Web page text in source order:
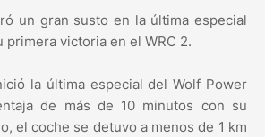
un gran susto en la última especial
primera victoria en el WRC 2.
la última especial del Wolf Power
de más de 10 minutos con su
el coche se detuvo a menos de 1 km